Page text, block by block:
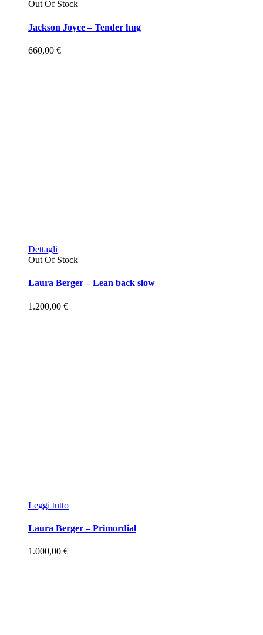
Out Of Stock
Jackson Joyce – Tender hug
660,00 €
Dettagli
Out Of Stock
Laura Berger – Lean back slow
1.200,00 €
Leggi tutto
Laura Berger – Primordial
1.000,00 €